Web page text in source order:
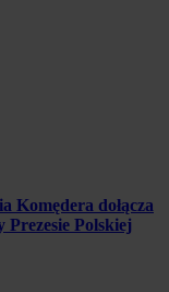
Komędera dołącza
Polskiej